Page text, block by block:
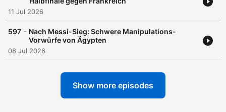
Kroos, Lukas Podolski oder Lothar Matthäus.
11 Jul 2026
597 - Nach Messi-Sieg: Schwere Manipulations-
Vorwürfe von Ägypten
08 Jul 2026
Show more episodes